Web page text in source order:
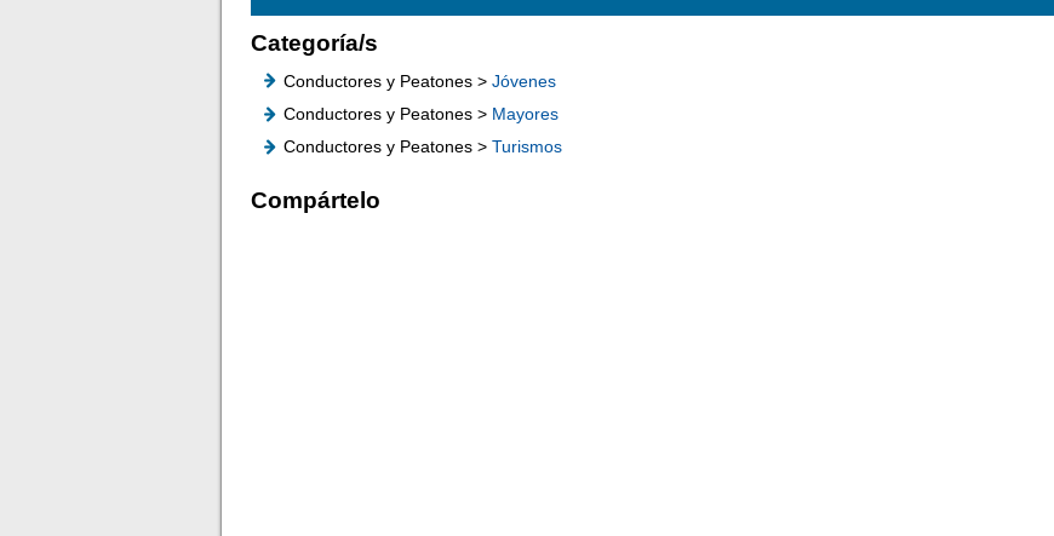
Categoría/s
Conductores y Peatones >Jóvenes
Conductores y Peatones > Mayores
Conductores y Peatones >Turismos
Compártelo